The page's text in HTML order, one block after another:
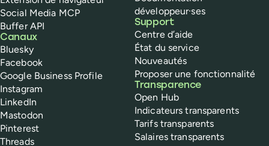
Social Media MCP
Buffer API
Canaux
Bluesky
Facebook
Google Business Profile
Instagram
LinkedIn
Mastodon
Pinterest
Threads
développeur·ses
Support
Centre d’aide
État du service
Nouveautés
Proposer une fonctionnalité
Transparence
Open Hub
Indicateurs transparents
Tarifs transparents
Salaires transparents